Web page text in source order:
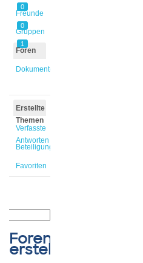
0
Freunde
0
Gruppen
1
Foren
Dokumente
Erstellte
Themen
Verfasste
Antworten
Beteiligungen
Favoriten
Forenthemen
erstellt